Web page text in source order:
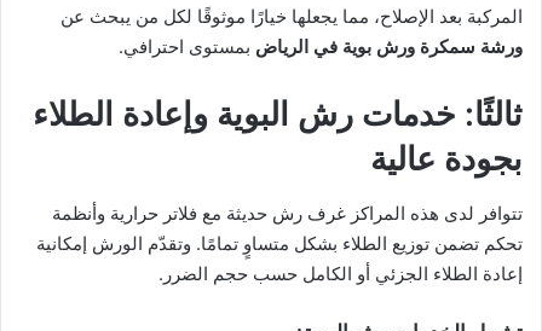
المركبة بعد الإصلاح، مما يجعلها خيارًا موثوقًا لكل من يبحث عن
ورشة سمكرة ورش بوية في الرياض بمستوى احترافي.
ثالثًا: خدمات رش البوية وإعادة الطلاء
بجودة عالية
تتوافر لدى هذه المراكز غرف رش حديثة مع فلاتر حرارية وأنظمة
تحكم تضمن توزيع الطلاء بشكل متساوٍ تمامًا. وتقدّم الورش إمكانية
إعادة الطلاء الجزئي أو الكامل حسب حجم الضرر.